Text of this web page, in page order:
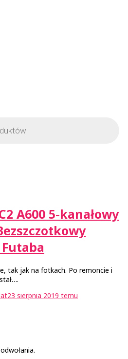
A600 5-kanałowy
tak jak na fotkach. Po remoncie i
23 sierpnia 2019 temu